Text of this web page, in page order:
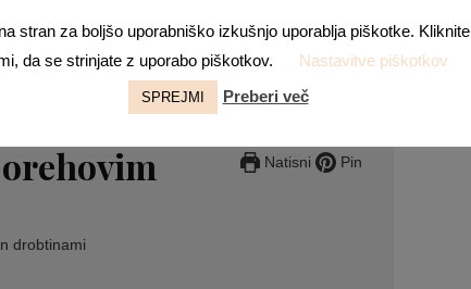
Natisni Pin
drobtinami
stran za boljšo uporabniško izkušnjo uporablja piškotke. Kliknite
da se strinjate z uporabo piškotkov.
Nastavitve piškotkov
SPREJMI Preberi več